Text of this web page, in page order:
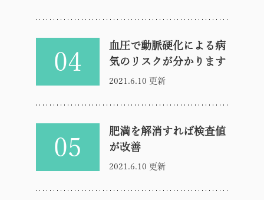
04
血圧で動脈硬化による病
気のリスクが分かります
2021.6.10 更新
05
肥満を解消すれば検査値
が改善
2021.6.10 更新